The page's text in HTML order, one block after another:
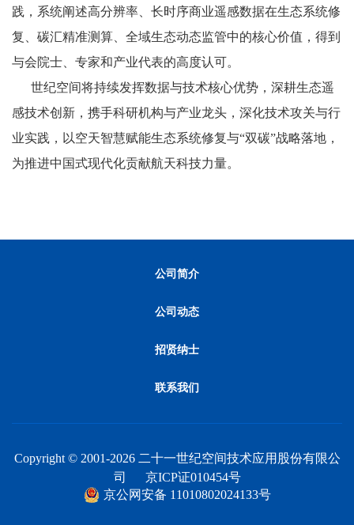
践，系统阐述高分辨率、长时序商业遥感数据在生态系统修
复、碳汇精准测算、全域生态动态监管中的核心价值，得到
与会院士、专家和产业代表的高度认可。
世纪空间将持续发挥数据与技术核心优势，深耕生态遥
感技术创新，携手科研机构与产业龙头，深化技术攻关与行
业实践，以空天智慧赋能生态系统修复与“双碳”战略落地，
为推进中国式现代化贡献航天科技力量。
公司简介
公司动态
招贤纳士
联系我们
Copyright © 2001-2026 二十一世纪空间技术应用股份有限公
司 京ICP证010454号
京公网安备 11010802024133号